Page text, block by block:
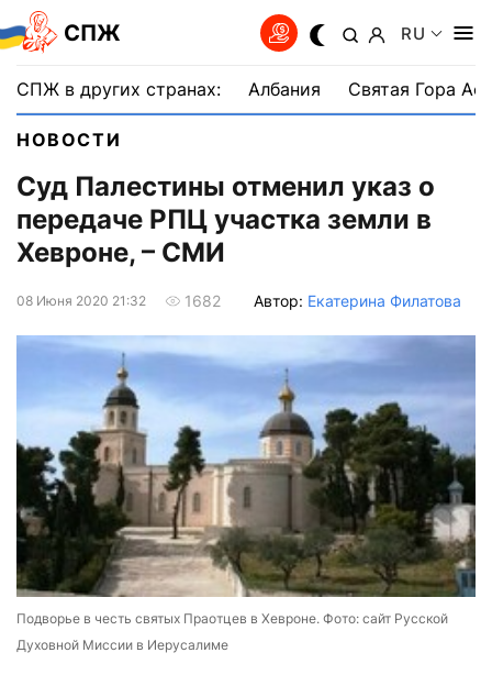
СПЖ RU
СПЖ в других странах: Албания Святая Гора
НОВОСТИ
Суд Палестины отменил указ о
передаче РПЦ участка земли в
Хевроне, – СМИ
08 Июня 2020 21:32 1682 Автор: Екатерина Филатова
Подворье в честь cвятых Праотцев в Хевроне. Фото: сайт Русской
Духовной Миссии в Иерусалиме